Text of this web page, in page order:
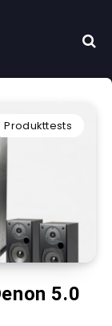
Produkttests
5.0